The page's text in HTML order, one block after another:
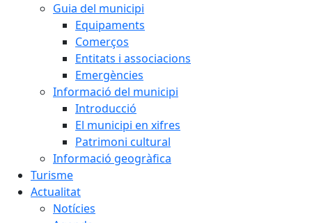
Guia del municipi
Equipaments
Comerços
Entitats i associacions
Emergències
Informació del municipi
Introducció
El municipi en xifres
Patrimoni cultural
Informació geogràfica
Turisme
Actualitat
Notícies